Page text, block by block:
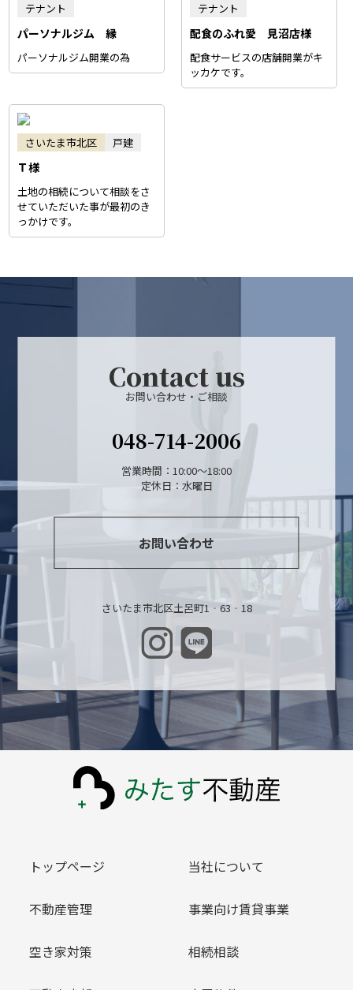
テナント
パーソナルジム 縁
パーソナルジム開業の為
テナント
配食のふれ愛 見沼店様
配食サービスの店舗開業がキ
ッカケです。
さいたま市北区 戸建
Ｔ様
土地の相続について相談をさ
せていただいた事が最初のき
っかけです。
Contact us
お問い合わせ・ご相談
048-714-2006
営業時間：10:00～18:00
定休日：水曜日
お問い合わせ
さいたま市北区土呂町1‐63‐18
トップページ 当社について
不動産管理 事業向け賃貸事業
空き家対策 相続相談